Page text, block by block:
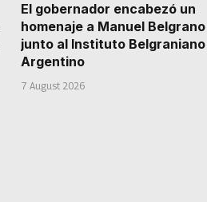
El gobernador encabezó un
homenaje a Manuel Belgrano
junto al Instituto Belgraniano
Argentino
7 August 2026